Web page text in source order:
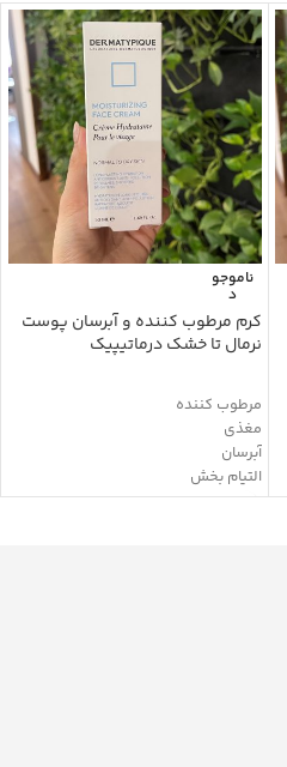
ناموجو
د
کرم مرطوب کننده و آبرسان پوست
نرمال تا خشک درماتیپیک
مرطوب کننده
مغذی
آبرسان
التیام بخش
افزایش نرمی و لطافت پوست